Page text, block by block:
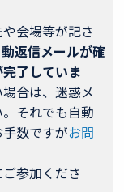
会場等が記さ
返信メールが確
了していま
合は、迷惑メ
それでも自動
数ですがお問
参加くださ